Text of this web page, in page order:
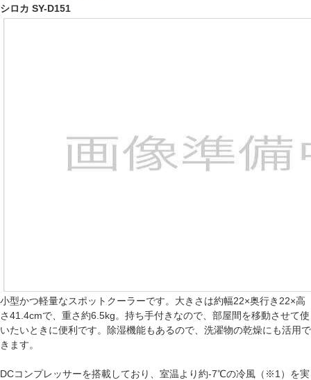
シロカ SY-D151
小型かつ軽量なスポットクーラーです。大きさは約幅22×奥行き22×高
さ41.4cmで、重さ約6.5kg。持ち手付きなので、部屋間を移動させて使
いたいときに便利です。除湿機能もあるので、洗濯物の乾燥にも活用で
きます。
DCコンプレッサーを搭載しており、室温より約-7℃の冷風（※1）を実